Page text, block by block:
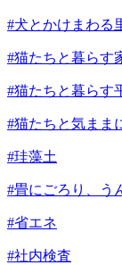
#犬とかけまわる
#猫たちと暮らす
#猫たちと暮らす
#猫たちと気まま
#珪藻土
#畳にごろり、う
#省エネ
#社内検査